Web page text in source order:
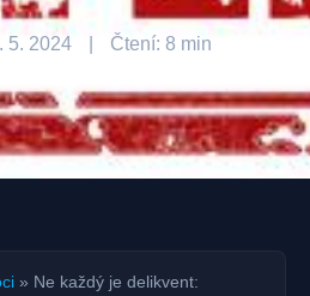
5. 2024 Čtení: 8 min
» Ne každý je delikvent: